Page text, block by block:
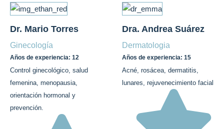
Dr. Mario Torres
Ginecología
Años de experiencia: 12
Control ginecológico, salud
femenina, menopausia,
orientación hormonal y
prevención.
Dra. Andrea Suárez
Dermatologia
Años de experiencia: 15
Acné, rosácea, dermatitis,
lunares, rejuvenecimiento facial